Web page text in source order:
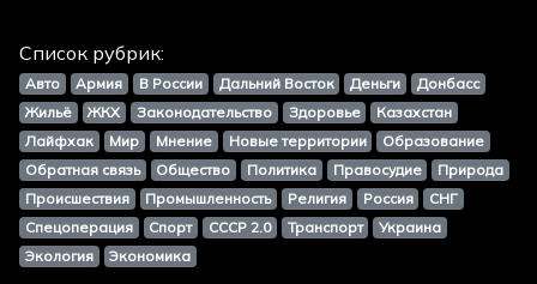
Список рубрик:
Авто Армия В России Дальний Восток Деньги
Донбасс
Жильё
ЖКХ Законодательство Здоровье
Казахстан
Лайфхак
Мир Мнение Новые территории
Образование
Обратная связь
Общество Политика Правосудие
Природа
Происшествия
Промышленность Религия Россия
СНГ
Спецоперация
Спорт СССР 2.0 Транспорт
Украина
Экология
Экономика